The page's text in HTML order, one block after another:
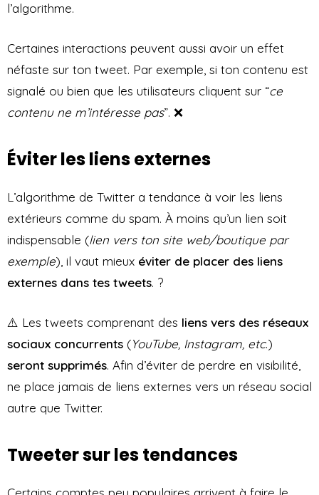
l’algorithme.
Certaines interactions peuvent aussi avoir un effet
néfaste sur ton tweet. Par exemple, si ton contenu est
signalé ou bien que les utilisateurs cliquent sur “ce
contenu ne m’intéresse pas”. ❌
Éviter les liens externes
L’algorithme de Twitter a tendance à voir les liens
extérieurs comme du spam. À moins qu’un lien soit
indispensable (lien vers ton site web/boutique par
exemple), il vaut mieux éviter de placer des liens
externes dans tes tweets. ?
⚠️ Les tweets comprenant des liens vers des réseaux
sociaux concurrents (YouTube, Instagram, etc.)
seront supprimés. Afin d’éviter de perdre en visibilité,
ne place jamais de liens externes vers un réseau social
autre que Twitter.
Tweeter sur les tendances